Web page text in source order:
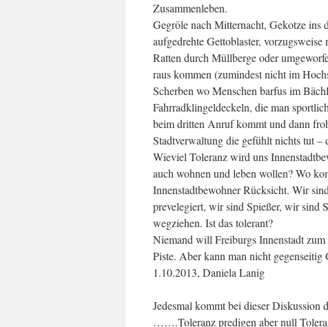
Zusammenleben.
Gegröle nach Mitternacht, Gekotze
aufgedrehte Gettoblaster,
Ratten durch Müllberge oder
raus kommen (zumindest nicht im
Scherben wo Menschen barfus im
Fahrradklingeldeckeln, die man
beim dritten Anruf kommt und dann
Stadtverwaltung die gefühlt nichts tut –
Wieviel Toleranz wird uns
auch wohnen und leben wollen? Wo
Innenstadtbewohner Rücksicht. Wir
prevelegiert, wir sind Spießer, wir sind
wegziehen. Ist das tolerant?
Niemand will Freiburgs Innenstadt
Piste. Aber kann man nicht gegenseitig
1.10.2013, Daniela Lanig
Jedesmal kommt bei dieser
…….Toleranz predigen aber null